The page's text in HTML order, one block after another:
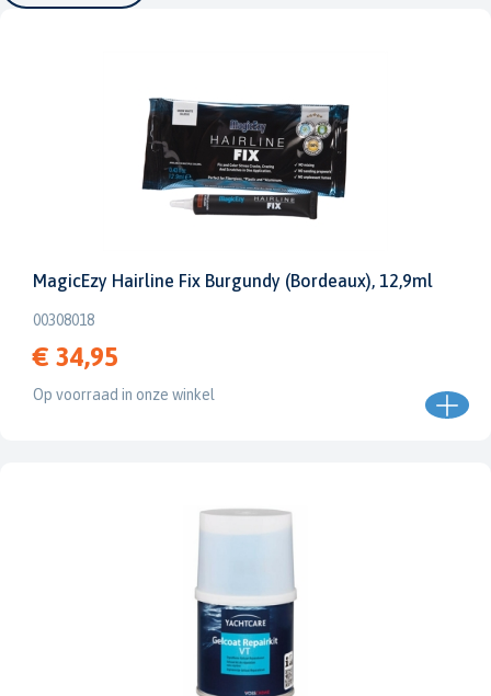
MagicEzy Hairline Fix Burgundy (Bordeaux), 12,9ml
00308018
€ 34,95
Op voorraad in onze winkel